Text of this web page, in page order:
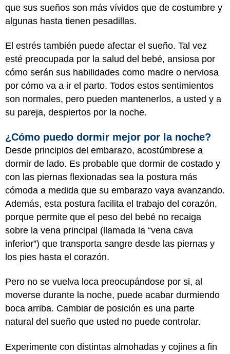
que sus sueños son más vívidos que de costumbre y
algunas hasta tienen pesadillas.
El estrés también puede afectar el sueño. Tal vez
esté preocupada por la salud del bebé, ansiosa por
cómo serán sus habilidades como madre o nerviosa
por cómo va a ir el parto. Todos estos sentimientos
son normales, pero pueden mantenerlos, a usted y a
su pareja, despiertos por la noche.
¿Cómo puedo dormir mejor por la noche?
Desde principios del embarazo, acostúmbrese a
dormir de lado. Es probable que dormir de costado y
con las piernas flexionadas sea la postura más
cómoda a medida que su embarazo vaya avanzando.
Además, esta postura facilita el trabajo del corazón,
porque permite que el peso del bebé no recaiga
sobre la vena principal (llamada la “vena cava
inferior”) que transporta sangre desde las piernas y
los pies hasta el corazón.
Pero no se vuelva loca preocupándose por si, al
moverse durante la noche, puede acabar durmiendo
boca arriba. Cambiar de posición es una parte
natural del sueño que usted no puede controlar.
Experimente con distintas almohadas y cojines a fin